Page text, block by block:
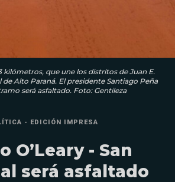
kilómetros, que une los distritos de Juan E.
de Alto Paraná. El presidente Santiago Peña
será asfaltado. Foto: Gentileza
- EDICIÓN IMPRESA
O’Leary - San
será asfaltado